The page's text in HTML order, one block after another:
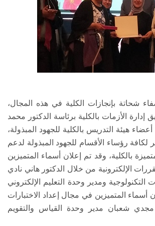
شحاتة بإنجازات الكلية في هذه المجال،
الأزمات بالكلية برئاسة الدكتور محمد
هيئة التدريس بالكلية للجهود المبذولة،
رؤساء الأقسام للجهود المبذولة لدعم
بالكلية، وقد تم إعلان أسماء المتميزين
الإلكترونية من خلال الدكتور هاني نادي
ومدير وحدة التعليم الإلكتروني
أسماء المتميزين في مجال إعداد الاختبارات
شعبان مدير وحدة القياس والتقويم